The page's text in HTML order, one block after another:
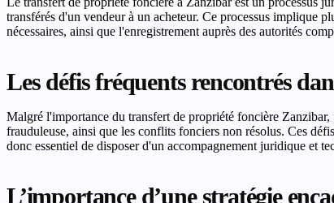
transférés d'un vendeur à un acheteur. Ce processus implique
nécessaires, ainsi que l'enregistrement auprès des autorités
Les défis fréquents rencontrés
Malgré l'importance du transfert de propriété foncière
frauduleuse, ainsi que les conflits fonciers non résolus. Ces
donc essentiel de disposer d'un accompagnement juridique et
L’importance d’une stratégie